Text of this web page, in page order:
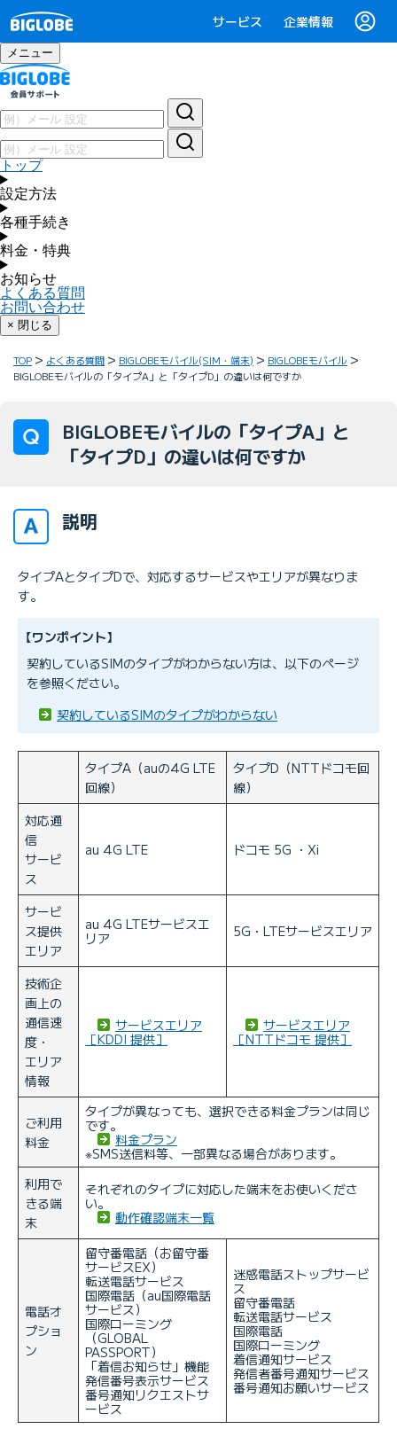
サービス 企業情報
メニュー
トップ
設定方法
各種手続き
料金・特典
お知らせ
よくある質問
お問い合わせ
× 閉じる
TOP よくある質問 BIGLOBEモバイル(SIM・端末)
BIGLOBEモバイル
BIGLOBEモバイルの「タイプA」と「タイプD」の違いは何ですか
BIGLOBEモバイルの「タイプA」と
「タイプD」の違いは何ですか
説明
タイプAとタイプDで、対応するサービスやエリアが異なりま
す。
【ワンポイント】
契約しているSIMのタイプがわからない方は、以下のページ
を参照ください。
契約しているSIMのタイプがわからない
タイプA（auの4G LTE
回線）
タイプD（NTTドコモ回
線）
対応通
信
サービ
ス
au 4G LTE ドコモ 5G ・Xi
サービ
ス提供
エリア
au 4G LTEサービスエ
リア
5G・LTEサービスエリア
技術企
画上の
通信速
度・
エリア
情報
サービスエリア
［KDDI 提供］
サービスエリア
［NTTドコモ 提供］
ご利用
料金
タイプが異なっても、選択できる料金プランは同じ
です。
料金プラン
※SMS送信料等、一部異なる場合があります。
利用で
きる端
末
それぞれのタイプに対応した端末をお使いくださ
い。
動作確認端末一覧
電話オ
プショ
ン
留守番電話（お留守番
サービスEX）
転送電話サービス
国際電話（au国際電話
サービス）
国際ローミング
（GLOBAL
PASSPORT）
「着信お知らせ」機能
発信番号表示サービス
番号通知リクエストサ
ービス
迷惑電話ストップサービ
ス
留守番電話
転送電話サービス
国際電話
国際ローミング
着信通知サービス
発信者番号通知サービス
番号通知お願いサービス